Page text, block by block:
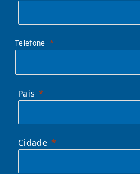
Telefone
Pais
Cidade